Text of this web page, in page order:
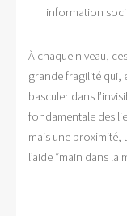
information
À chaque niveau,
grande fragilité qui,
basculer dans
fondamentale des
mais une proximité,
l’aide “main dans la